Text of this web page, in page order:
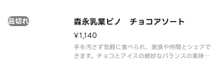
森永乳業ピノ チョコアソート
品切れ
¥1,140
手を汚さず気軽に食べられ、家族や仲間とシェアで
きます。チョコとアイスの絶妙なバランスの美味し